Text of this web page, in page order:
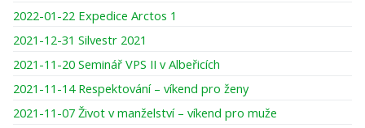
2022-01-22 Expedice Arctos 1
2021-12-31 Silvestr 2021
2021-11-20 Seminář VPS II v Albeřicích
2021-11-14 Respektování – víkend pro ženy
2021-11-07 Život v manželství – víkend pro muže